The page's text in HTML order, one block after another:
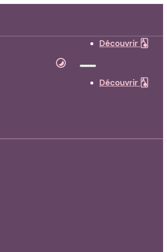
Découvrir 🂡
Découvrir 🂡